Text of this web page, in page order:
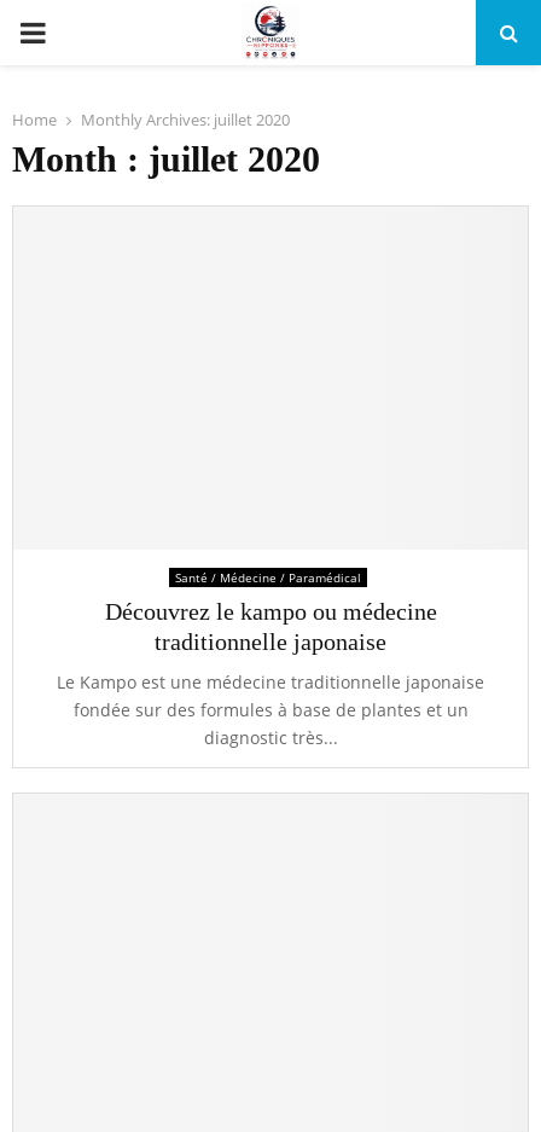
PRIMARY
Home Monthly Archives: juillet 2020
Month : juillet 2020
Santé / Médecine / Paramédical
Découvrez le kampo ou médecine
traditionnelle japonaise
Le Kampo est une médecine traditionnelle japonaise
fondée sur des formules à base de plantes et un
diagnostic très...